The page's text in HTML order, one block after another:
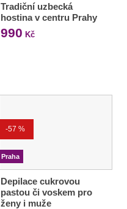
Tradiční uzbecká
hostina v centru Prahy
990 Kč
-57 %
Praha
Depilace cukrovou
pastou či voskem pro
ženy i muže